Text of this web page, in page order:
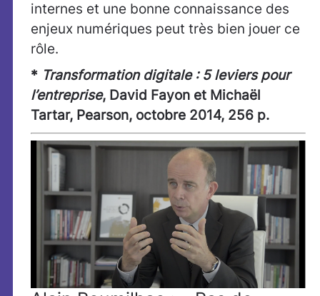
internes et une bonne connaissance des
enjeux numériques peut très bien jouer ce
rôle.
* Transformation digitale : 5 leviers pour
l’entreprise, David Fayon et Michaël
Tartar, Pearson, octobre 2014, 256 p.